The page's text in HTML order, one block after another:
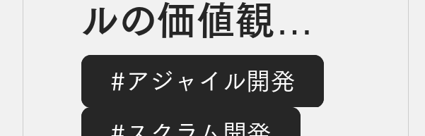
ルの価値観
を“食と体験”で
#アジャイル開発